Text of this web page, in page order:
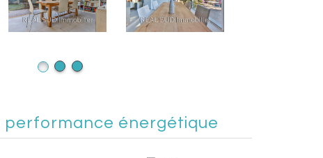
performance énergétique